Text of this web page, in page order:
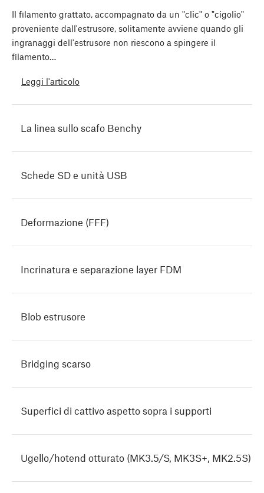
Il filamento grattato, accompagnato da un "clic" o "cigolio"
proveniente dall'estrusore, solitamente avviene quando gli
ingranaggi dell'estrusore non riescono a spingere il
filamento…
Leggi l'articolo
La linea sullo scafo Benchy
Schede SD e unità USB
Deformazione (FFF)
Incrinatura e separazione layer FDM
Blob estrusore
Bridging scarso
Superfici di cattivo aspetto sopra i supporti
Ugello/hotend otturato (MK3.5/S, MK3S+, MK2.5S)